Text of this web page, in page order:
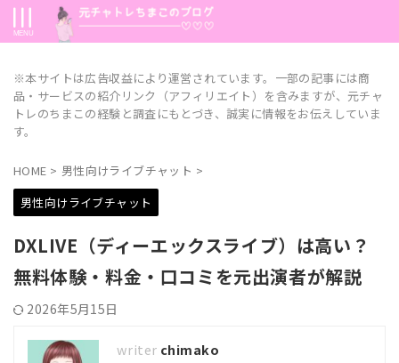
※本サイトは広告収益により運営されています。一部の記事には商
品・サービスの紹介リンク（アフィリエイト）を含みますが、元チャ
トレのちまこの経験と調査にもとづき、誠実に情報をお伝えしていま
す。
HOME > 男性向けライブチャット >
男性向けライブチャット
DXLIVE（ディーエックスライブ）は高い？
無料体験・料金・口コミを元出演者が解説
2026年5月15日
chimako